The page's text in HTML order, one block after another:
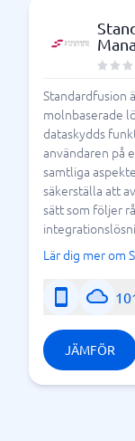
Standardfusion
molnbaserade
dataskydds
användaren på
samtliga
säkerställa att
sätt som följer
Lär dig mer om
JÄMFÖR